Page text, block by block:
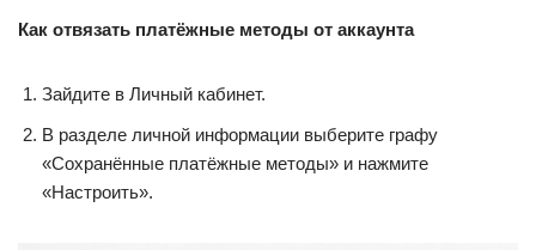
Как отвязать платёжные методы от аккаунта
Зайдите в Личный кабинет.
В разделе личной информации выберите графу
«Сохранённые платёжные методы» и нажмите
«Настроить».